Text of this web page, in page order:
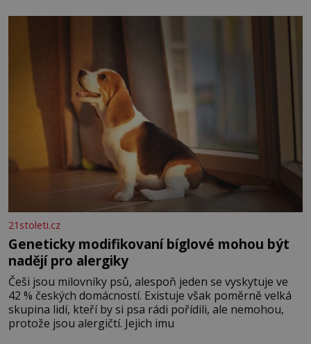
povaze, ale i v potřebách naší pokožky. Ohnivá znamení
Ženy narozené ve znamení Berana, Lva a Střelce v sobě
nesou žár, odvahu a neutuchající elán. Vaše
21stoleti.cz
Geneticky modifikovaní bíglové mohou být
nadějí pro alergiky
Češi jsou milovníky psů, alespoň jeden se vyskytuje ve
42 % českých domácností. Existuje však poměrně velká
skupina lidí, kteří by si psa rádi pořídili, ale nemohou,
protože jsou alergičtí. Jejich imu